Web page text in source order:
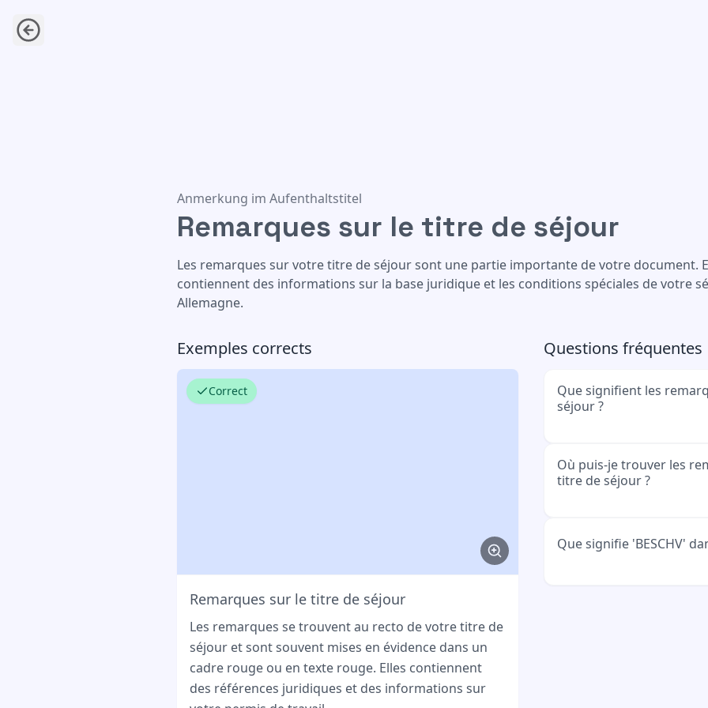
Remarques sur le titre de séjour
Anmerkung im Aufenthaltstitel
Remarques sur le titre de séjour
Les remarques sur votre titre de séjour sont une partie importante de votre document.
contiennent des informations sur la base juridique et les conditions spéciales de votre
Allemagne.
Exemples corrects
Correct
Remarques sur le titre de séjour
Les remarques se trouvent au recto de votre titre de
séjour et sont souvent mises en évidence dans un
cadre rouge ou en texte rouge. Elles contiennent
des références juridiques et des informations sur
Questions fréquentes
Que signifient les
séjour ?
Les remarques
juridiques telles que des
séjour. Elles indiquent
d'emploi vous avez.
Où puis-je trouver les
titre de séjour ?
Vous trouvez les
de séjour dans le
Elles sont souvent
Que signifie 'BESCHV'